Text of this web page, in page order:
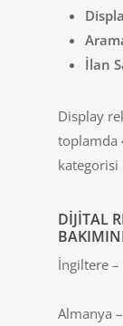
İlan
Display
toplamda
kategorisi
DIJITAL
İngiltere
Almanya